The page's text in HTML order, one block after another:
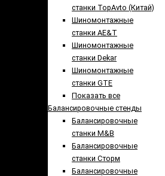
станки TopAvto (Китай)
Шиномонтажные
станки AE&T
Шиномонтажные
станки Dekar
Шиномонтажные
станки GTE
Показать все
Балансировочные стенды
Балансировочные
станки M&B
Балансировочные
станки Сторм
Балансировочные